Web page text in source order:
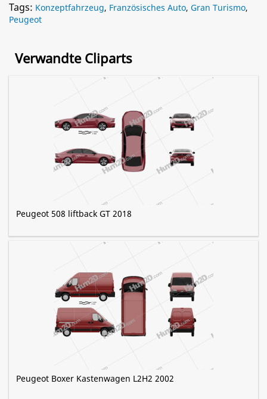
Tags: Konzeptfahrzeug, Französisches Auto, Gran Turismo,
Peugeot
Verwandte Cliparts
Peugeot 508 liftback GT 2018
Peugeot Boxer Kastenwagen L2H2 2002